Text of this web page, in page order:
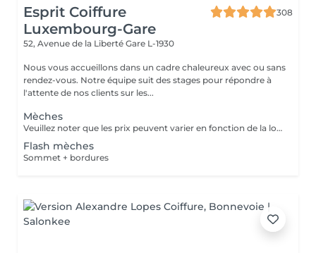
Esprit Coiffure
Luxembourg-Gare
308
52, Avenue de la Liberté Gare L-1930
Nous vous accueillons dans un cadre chaleureux avec ou sans
rendez-vous. Notre équipe suit des stages pour répondre à
l'attente de nos clients sur les...
Mèches
Veuillez noter que les prix peuvent varier en fonction de la longueur des cheveux.
Flash mèches
Sommet + bordures